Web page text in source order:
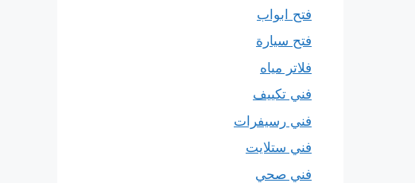
فتح ابواب
فتح سيارة
فلاتر مياه
فني تكييف
فني رسيفرات
فني ستلايت
فني صحي